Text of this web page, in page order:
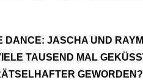
DANCE: JASCHA UND
TAUSEND MAL
GEWORDEN?